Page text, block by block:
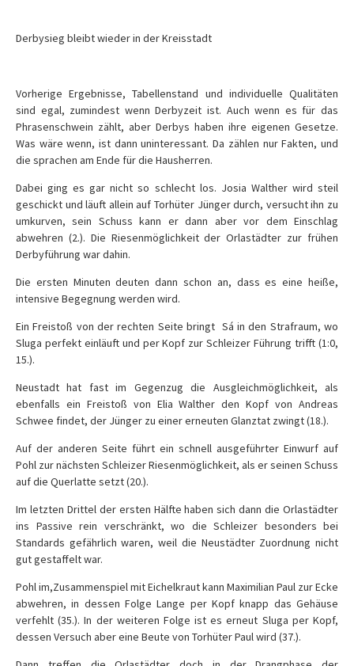
Derbysieg bleibt wieder in der Kreisstadt
Vorherige Ergebnisse, Tabellenstand und individuelle Qualitäten
sind egal, zumindest wenn Derbyzeit ist. Auch wenn es für das
Phrasenschwein zählt, aber Derbys haben ihre eigenen Gesetze.
Was wäre wenn, ist dann uninteressant. Da zählen nur Fakten, und
die sprachen am Ende für die Hausherren.
Dabei ging es gar nicht so schlecht los. Josia Walther wird steil
geschickt und läuft allein auf Torhüter Jünger durch, versucht ihn zu
umkurven, sein Schuss kann er dann aber vor dem Einschlag
abwehren (2.). Die Riesenmöglichkeit der Orlastädter zur frühen
Derbyführung war dahin.
Die ersten Minuten deuten dann schon an, dass es eine heiße,
intensive Begegnung werden wird.
Ein Freistoß von der rechten Seite bringt Sá in den Strafraum, wo
Sluga perfekt einläuft und per Kopf zur Schleizer Führung trifft (1:0,
15.).
Neustadt hat fast im Gegenzug die Ausgleichmöglichkeit, als
ebenfalls ein Freistoß von Elia Walther den Kopf von Andreas
Schwee findet, der Jünger zu einer erneuten Glanztat zwingt (18.).
Auf der anderen Seite führt ein schnell ausgeführter Einwurf auf
Pohl zur nächsten Schleizer Riesenmöglichkeit, als er seinen Schuss
auf die Querlatte setzt (20.).
Im letzten Drittel der ersten Hälfte haben sich dann die Orlastädter
ins Passive rein verschränkt, wo die Schleizer besonders bei
Standards gefährlich waren, weil die Neustädter Zuordnung nicht
gut gestaffelt war.
Pohl im,Zusammenspiel mit Eichelkraut kann Maximilian Paul zur Ecke
abwehren, in dessen Folge Lange per Kopf knapp das Gehäuse
verfehlt (35.). In der weiteren Folge ist es erneut Sluga per Kopf,
dessen Versuch aber eine Beute von Torhüter Paul wird (37.).